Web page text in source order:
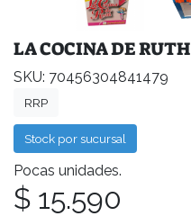
LA COCINA DE RUTH
SKU: 70456304841479
RRP
Stock por sucursal
Pocas unidades.
$ 15.590